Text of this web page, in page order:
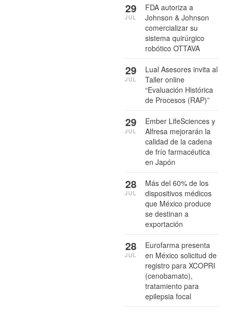
FDA autoriza a
Johnson & Johnson
comercializar su
sistema quirúrgico
robótico OTTAVA
29
JUL
Lual Asesores invita al
Taller online
“Evaluación Histórica
de Procesos (RAP)”
29
JUL
Ember LifeSciences y
Alfresa mejorarán la
calidad de la cadena
de frío farmacéutica
en Japón
29
JUL
Más del 60% de los
dispositivos médicos
que México produce
se destinan a
exportación
28
JUL
Eurofarma presenta
en México solicitud de
registro para XCOPRI
(cenobamato),
tratamiento para
epilepsia focal
28
JUL